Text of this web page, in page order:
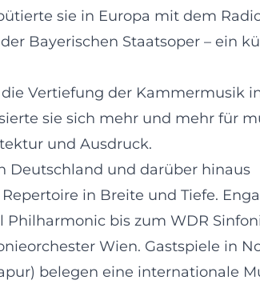
sie in Europa mit dem
Bayerischen Staatsoper – ein
Vertiefung der Kammermusik
sie sich mehr und mehr für
und Ausdruck.
Deutschland und darüber hinaus
in Breite und Tiefe.
bis zum WDR
Wien. Gastspiele in
belegen eine internationale